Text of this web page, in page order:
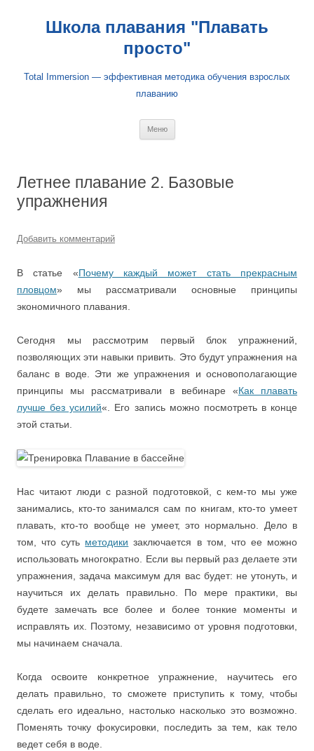
Школа плавания "Плавать
просто"
Total Immersion — эффективная методика обучения взрослых
плаванию
Меню
Летнее плавание 2. Базовые
упражнения
Добавить комментарий
В статье «Почему каждый может стать прекрасным
пловцом» мы рассматривали основные принципы
экономичного плавания.
Сегодня мы рассмотрим первый блок упражнений,
позволяющих эти навыки привить. Это будут упражнения на
баланс в воде. Эти же упражнения и основополагающие
принципы мы рассматривали в вебинаре «Как плавать
лучше без усилий«. Его запись можно посмотреть в конце
этой статьи.
Нас читают люди с разной подготовкой, с кем-то мы уже
занимались, кто-то занимался сам по книгам, кто-то умеет
плавать, кто-то вообще не умеет, это нормально. Дело в
том, что суть методики заключается в том, что ее можно
использовать многократно. Если вы первый раз делаете эти
упражнения, задача максимум для вас будет: не утонуть, и
научиться их делать правильно. По мере практики, вы
будете замечать все более и более тонкие моменты и
исправлять их. Поэтому, независимо от уровня подготовки,
мы начинаем сначала.
Когда освоите конкретное упражнение, научитесь его
делать правильно, то сможете приступить к тому, чтобы
сделать его идеально, настолько насколько это возможно.
Поменять точку фокусировки, последить за тем, как тело
ведет себя в воде.